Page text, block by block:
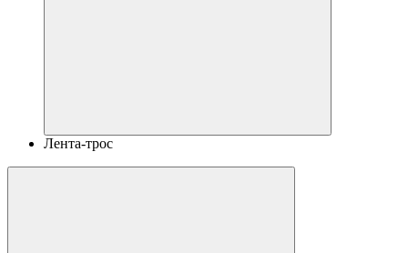
Лента-трос